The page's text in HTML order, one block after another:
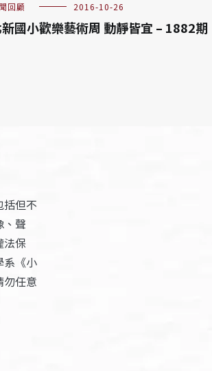
回顧 2016-10-26
國小歡樂藝術周 動靜皆宜 – 1882期
括但不
、聲
法保
系《小
勿任意